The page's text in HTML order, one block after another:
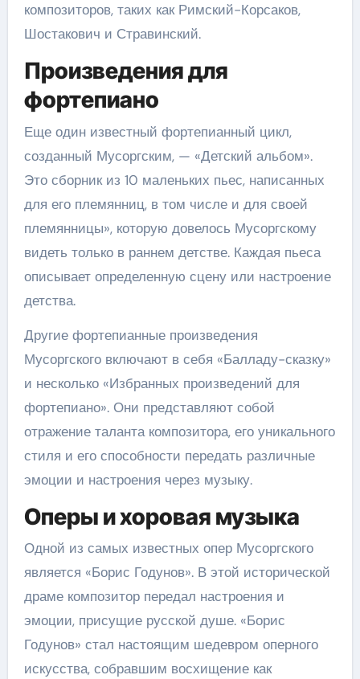
композиторов, таких как Римский-Корсаков,
Шостакович и Стравинский.
Произведения для
фортепиано
Еще один известный фортепианный цикл,
созданный Мусоргским, — «Детский альбом».
Это сборник из 10 маленьких пьес, написанных
для его племянниц, в том числе и для своей
племянницы», которую довелось Мусоргскому
видеть только в раннем детстве. Каждая пьеса
описывает определенную сцену или настроение
детства.
Другие фортепианные произведения
Мусоргского включают в себя «Балладу-сказку»
и несколько «Избранных произведений для
фортепиано». Они представляют собой
отражение таланта композитора, его уникального
стиля и его способности передать различные
эмоции и настроения через музыку.
Оперы и хоровая музыка
Одной из самых известных опер Мусоргского
является «Борис Годунов». В этой исторической
драме композитор передал настроения и
эмоции, присущие русской душе. «Борис
Годунов» стал настоящим шедевром оперного
искусства, собравшим восхищение как